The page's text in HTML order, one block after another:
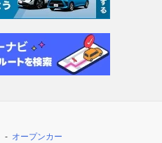
オープンカー